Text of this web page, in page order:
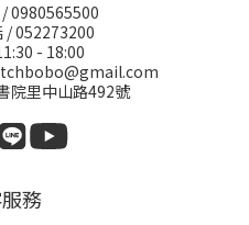
0980565500
/ 052273200
- 18:00
院里中山路492號
務